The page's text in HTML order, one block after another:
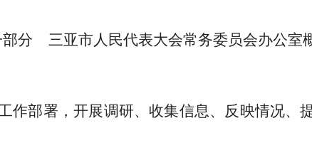
分 三亚市人民代表大会常务委员会办公室
作部署，开展调研、收集信息、反映情况、